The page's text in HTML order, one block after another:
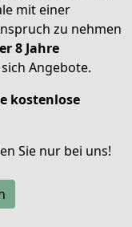
mit einer
zu nehmen
8 Jahre
Angebote.
kostenlose
Sie nur bei uns!